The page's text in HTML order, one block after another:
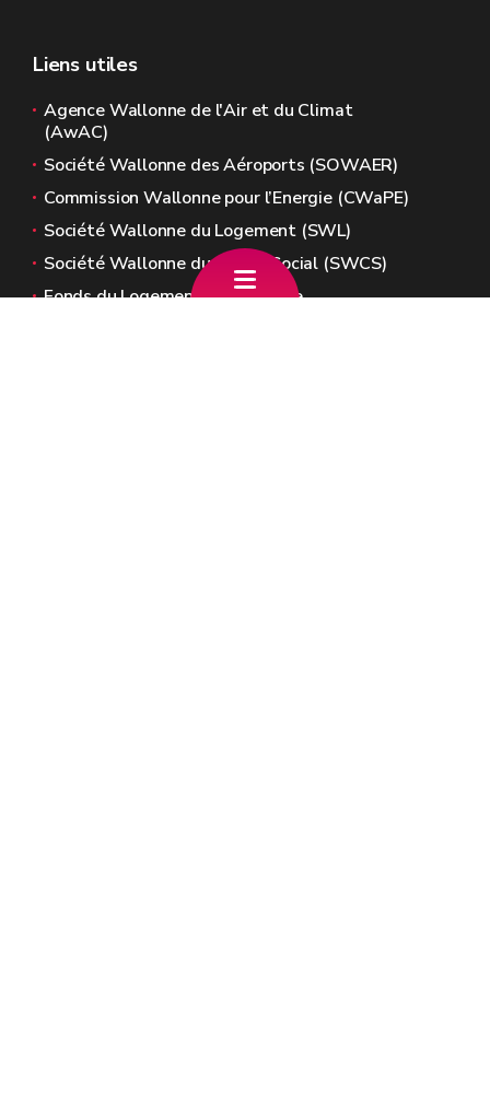
Liens utiles
Agence Wallonne de l'Air et du Climat
(AwAC)
Société Wallonne des Aéroports (SOWAER)
Commission Wallonne pour l’Energie (CWaPE)
Société Wallonne du Logement (SWL)
Société Wallonne du Crédit Social (SWCS)
Fonds du Logement de Wallonie